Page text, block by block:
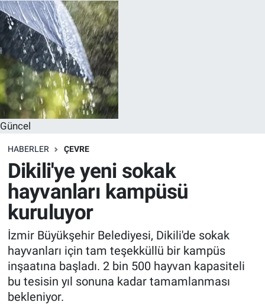
Güncel
HABERLER ÇEVRE
Dikili'ye yeni sokak
hayvanları kampüsü
kuruluyor
İzmir Büyükşehir Belediyesi, Dikili'de sokak
hayvanları için tam teşekküllü bir kampüs
inşaatına başladı. 2 bin 500 hayvan kapasiteli
bu tesisin yıl sonuna kadar tamamlanması
bekleniyor.